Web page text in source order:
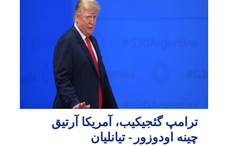
ترامپ گئجیکیب، آمریکا آرتیق
چینه اودوزور - تیانلیان